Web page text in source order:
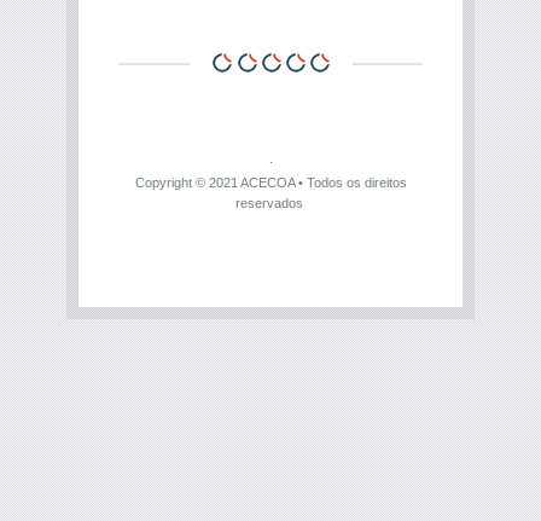
Copyright © 2021 ACECOA• Todos os direitos
reservados